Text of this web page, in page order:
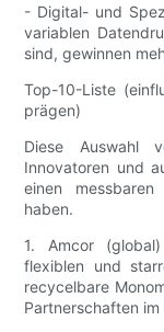
- Digital- und
variablen
sind, gewinnen
Top-10-Liste
prägen)
Diese Auswahl
Innovatoren und
einen
haben.
1. Amcor
flexiblen und
recycelbare
Partnerschaften